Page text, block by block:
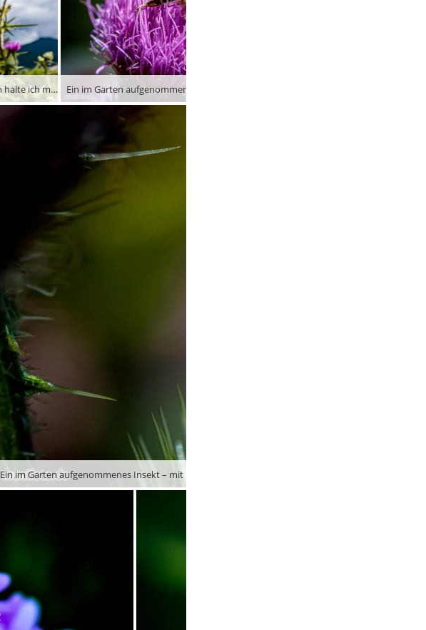
Ein im Garten aufgenommenes Insekt – mit Bestimmungsversuchen halte ich mich mangels Fachwissen lieber zurück …
Ein im Garten aufgenommenes Insekt – mit Bestimmungsversuchen halte ich mich mangels